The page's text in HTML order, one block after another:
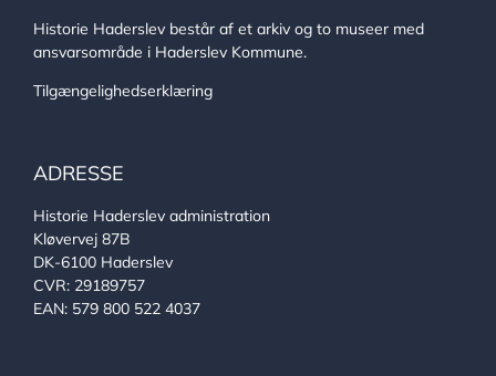
Historie Haderslev består af et arkiv og to museer med
ansvarsområde i Haderslev Kommune.
Tilgængelighedserklæring
ADRESSE
Historie Haderslev administration
Kløvervej 87B
DK-6100 Haderslev
CVR: 29189757
EAN: 579 800 522 4037